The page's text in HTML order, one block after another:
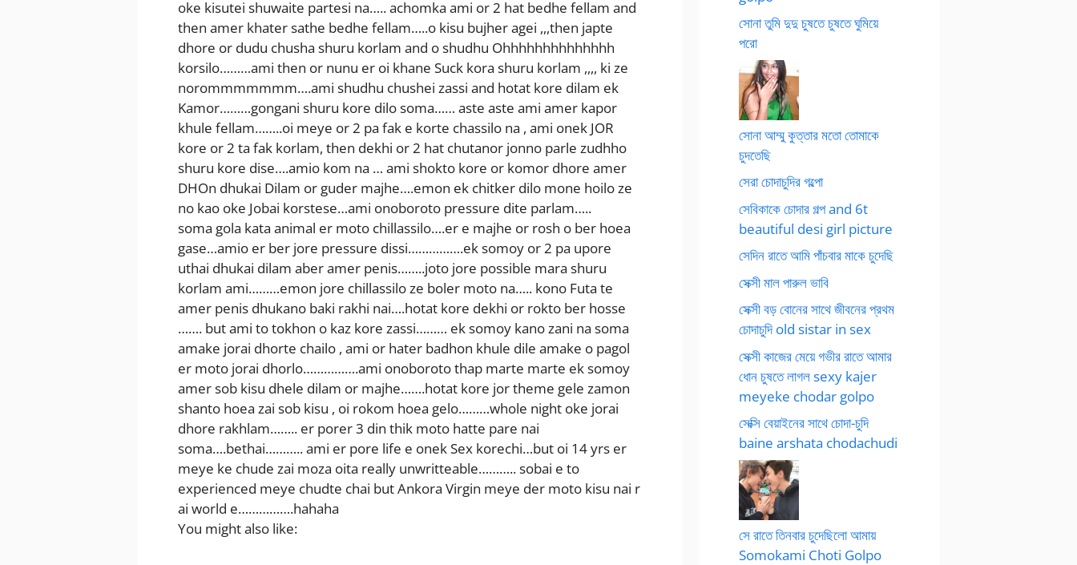
oke kisutei shuwaite partesi na….. achomka ami or 2 hat bedhe fellam and
then amer khater sathe bedhe fellam…..o kisu bujher agei ,,,then japte
dhore or dudu chusha shuru korlam and o shudhu Ohhhhhhhhhhhhhh
korsilo………ami then or nunu er oi khane Suck kora shuru korlam ,,,, ki ze
norommmmmmm….ami shudhu chushei zassi and hotat kore dilam ek
Kamor………gongani shuru kore dilo soma…… aste aste ami amer kapor
khule fellam……..oi meye or 2 pa fak e korte chassilo na , ami onek JOR
kore or 2 ta fak korlam, then dekhi or 2 hat chutanor jonno parle zudhho
shuru kore dise….amio kom na … ami shokto kore or komor dhore amer
DHOn dhukai Dilam or guder majhe….emon ek chitker dilo mone hoilo ze
no kao oke Jobai korstese…ami onoboroto pressure dite parlam…..
soma gola kata animal er moto chillassilo….er e majhe or rosh o ber hoea
gase…amio er ber jore pressure dissi…………….ek somoy or 2 pa upore
uthai dhukai dilam aber amer penis……..joto jore possible mara shuru
korlam ami………emon jore chillassilo ze boler moto na….. kono Futa te
amer penis dhukano baki rakhi nai….hotat kore dekhi or rokto ber hosse
……. but ami to tokhon o kaz kore zassi……… ek somoy kano zani na soma
amake jorai dhorte chailo , ami or hater badhon khule dile amake o pagol
er moto jorai dhorlo…………….ami onoboroto thap marte marte ek somoy
amer sob kisu dhele dilam or majhe…….hotat kore jor theme gele zamon
shanto hoea zai sob kisu , oi rokom hoea gelo………whole night oke jorai
dhore rakhlam…….. er porer 3 din thik moto hatte pare nai
soma….bethai……….. ami er pore life e onek Sex korechi…but oi 14 yrs er
meye ke chude zai moza oita really unwritteable……….. sobai e to
experienced meye chudte chai but Ankora Virgin meye der moto kisu nai r
ai world e…………….hahaha
You might also like:
সোনা তুমি দুদু চুষতে চুষতে ঘুমিয়ে
পরো
সোনা আম্মু কুত্তার মতো তোমাকে
চুদতেছি
সেরা চোদাচুদির গল্পো
সেবিকাকে চোদার গল্প and 6t
beautiful desi girl picture
সেদিন রাতে আমি পাঁচবার মাকে চুদেছি
সেক্সী মাল পারুল ভাবি
সেক্সী বড় বোনের সাথে জীবনের প্রথম
চোদাচুদি old sistar in sex
সেক্সী কাজের মেয়ে গভীর রাতে আমার
ধোন চুষতে লাগল sexy kajer
meyeke chodar golpo
সেক্সি বেয়াইনের সাথে চোদা-চুদি
baine arshata chodachudi
সে রাতে তিনবার চুদেছিলো আমায়
Somokami Choti Golpo